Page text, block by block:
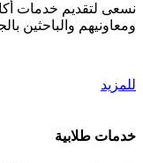
نسعى لتقديم خدمات
ومعاونيهم والباحثين
للمزيد
خدمات طلابية